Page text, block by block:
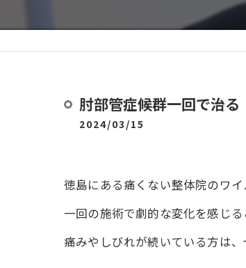
肘部管症候群一回で治
2024/03/15
徳島にある痛くない整体院のワ
一回の施術で劇的な変化を感じ
痛みやしびれが続いている方は